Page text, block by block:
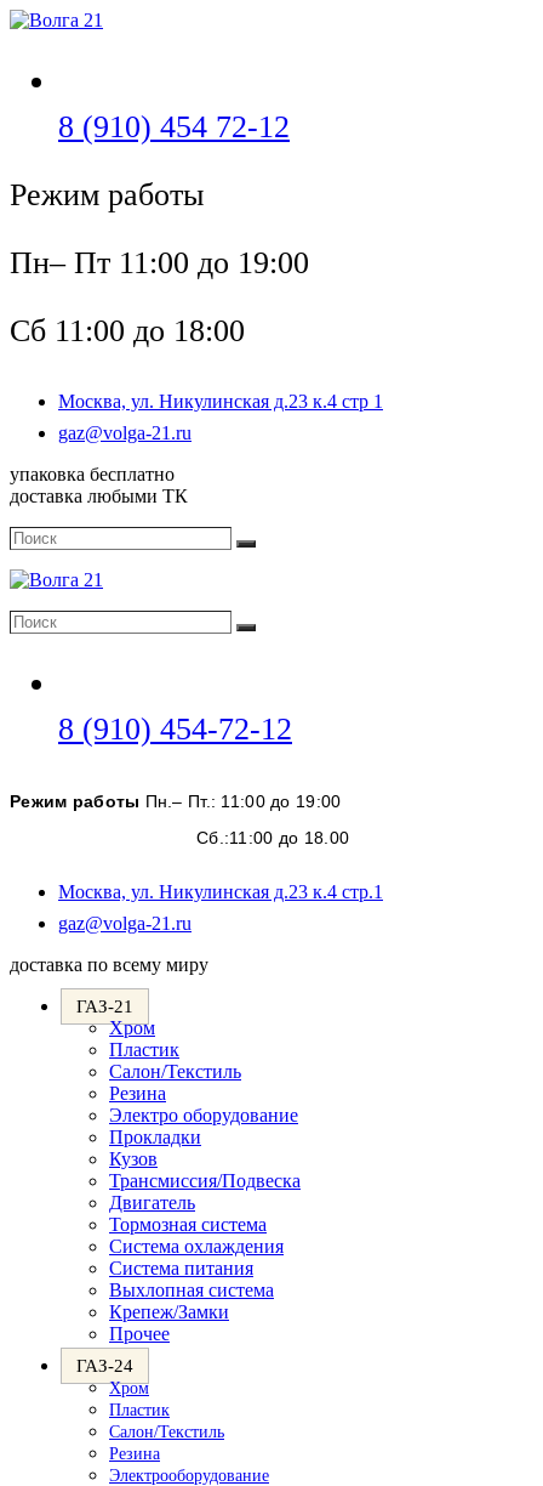
Перейти
8 (910) 454 72-12
Режим работы
Пн– Пт 11:00 до 19:00
Сб 11:00 до 18:00
Москва, ул. Никулинская д.23 к.4 стр 1
gaz@volga-21.ru
упаковка бесплатно
доставка любыми ТК
Поиск
Поиск
Поиск
Поиск
8 (910) 454-72-12
вашем
приложении
Режим работы Пн.– Пт.: 11:00 до 19:00
Сб.:11:00 до 18.00
Москва, ул. Никулинская д.23 к.4 стр.1
gaz@volga-21.ru
вашем
доставка по всему миру
ГАЗ-21
Хром
Пластик
Салон/Текстиль
Резина
Электро оборудование
Прокладки
Кузов
Трансмиссия/Подвеска
Двигатель
Тормозная система
Система охлаждения
Система питания
Выхлопная система
Крепеж/Замки
Прочее
ГАЗ-24
Хром
Пластик
Салон/Текстиль
Резина
Электрооборудование